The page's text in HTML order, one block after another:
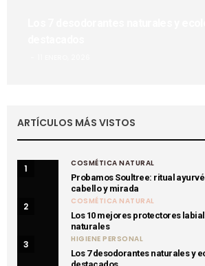
ARTÍCULOS MÁS VISTOS
1
COSMÉTICA NATURAL
Probamos Soultree: ritual
cabello y mirada
2
COSMÉTICA NATURAL
Los 10 mejores protectores
naturales
3
HIGIENE PERSONAL
Los 7 desodorantes naturales y